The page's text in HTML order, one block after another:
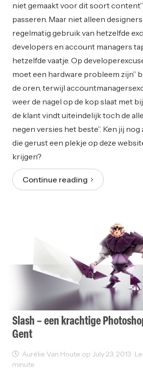
niet gemaakt voor dit soort
passeren. Maar niet alleen
regelmatig gebruik van hetzelfde
developers en account managers
hetzelfde vaatje. Op
moet een hardware probleem zijn”
de oren, terwijl
weer de nagel op de kop slaat met
de klant vindt uiteindelijk toch de
negen versies het beste”. Ken jij nog
die gerust een plekje op deze
krijgen?
Continue reading
Slash – een krachtige
Gent
Aurélie Van Houte op July 23, 2013 ·
minute